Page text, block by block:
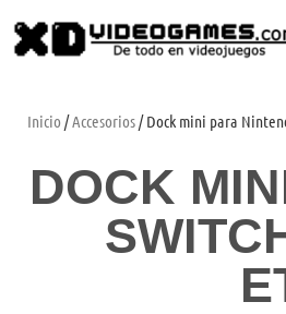
Inicio /Accesorios/ Dock mini para
DOCK